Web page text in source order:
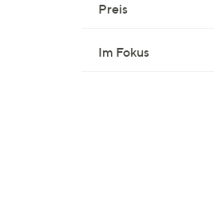
Preis
Im Fokus